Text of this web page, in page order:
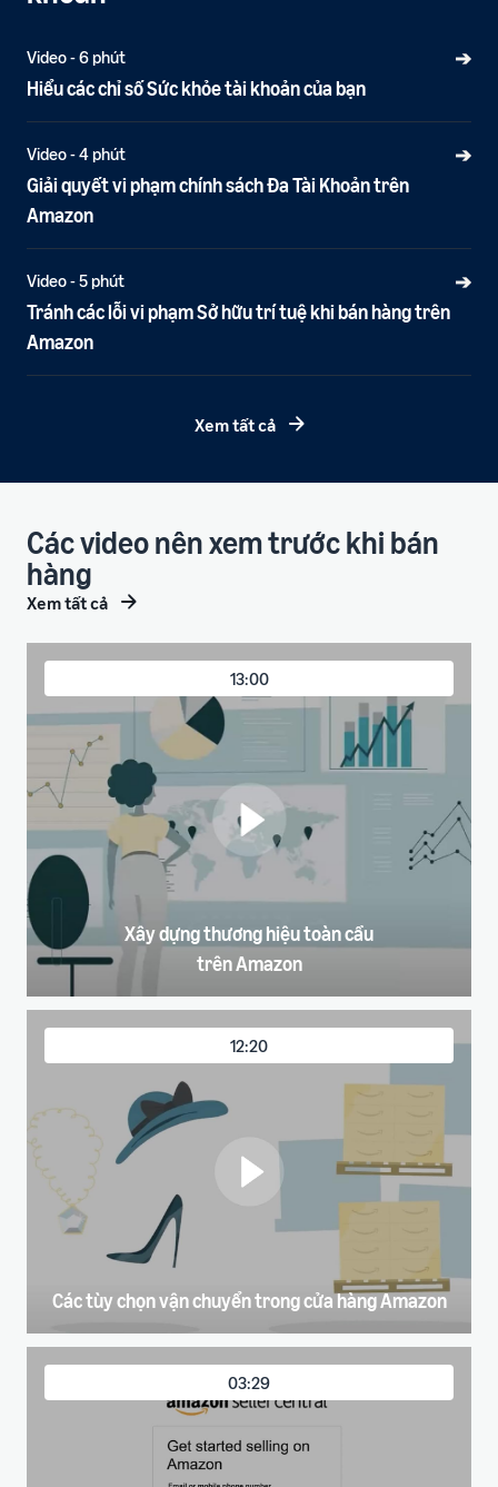
Video - 6 phút
➔
Hiểu các chỉ số Sức khỏe tài khoản của bạn
Video - 4 phút
➔
Giải quyết vi phạm chính sách Đa Tài Khoản trên
Amazon
Video - 5 phút
➔
Tránh các lỗi vi phạm Sở hữu trí tuệ khi bán hàng trên
Amazon
Xem tất cả
Các video nên xem trước khi bán
hàng
Xem tất cả
13:00
Xây dựng thương hiệu toàn cầu
trên Amazon
12:20
Các tùy chọn vận chuyển trong cửa hàng Amazon
03:29